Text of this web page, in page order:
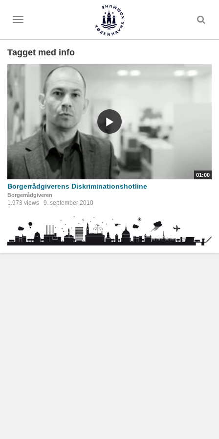
Toggle
Tagget med info
01:00
Borgerrådgiverens Diskriminationshotline
Borgerrådgiveren
1.973 views 9. september 2010